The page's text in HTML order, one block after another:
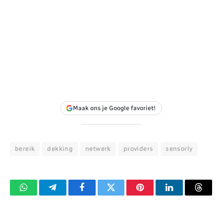
Maak ons je Google favoriet!
bereik dekking netwerk providers sensorly
WhatsAppTelegramFacebookTwitter PinterestLinkedIn